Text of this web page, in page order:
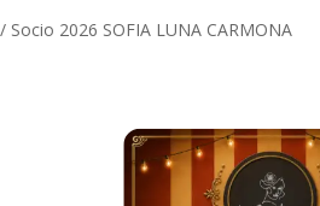
/ Socio 2026 SOFIA LUNA CARMONA